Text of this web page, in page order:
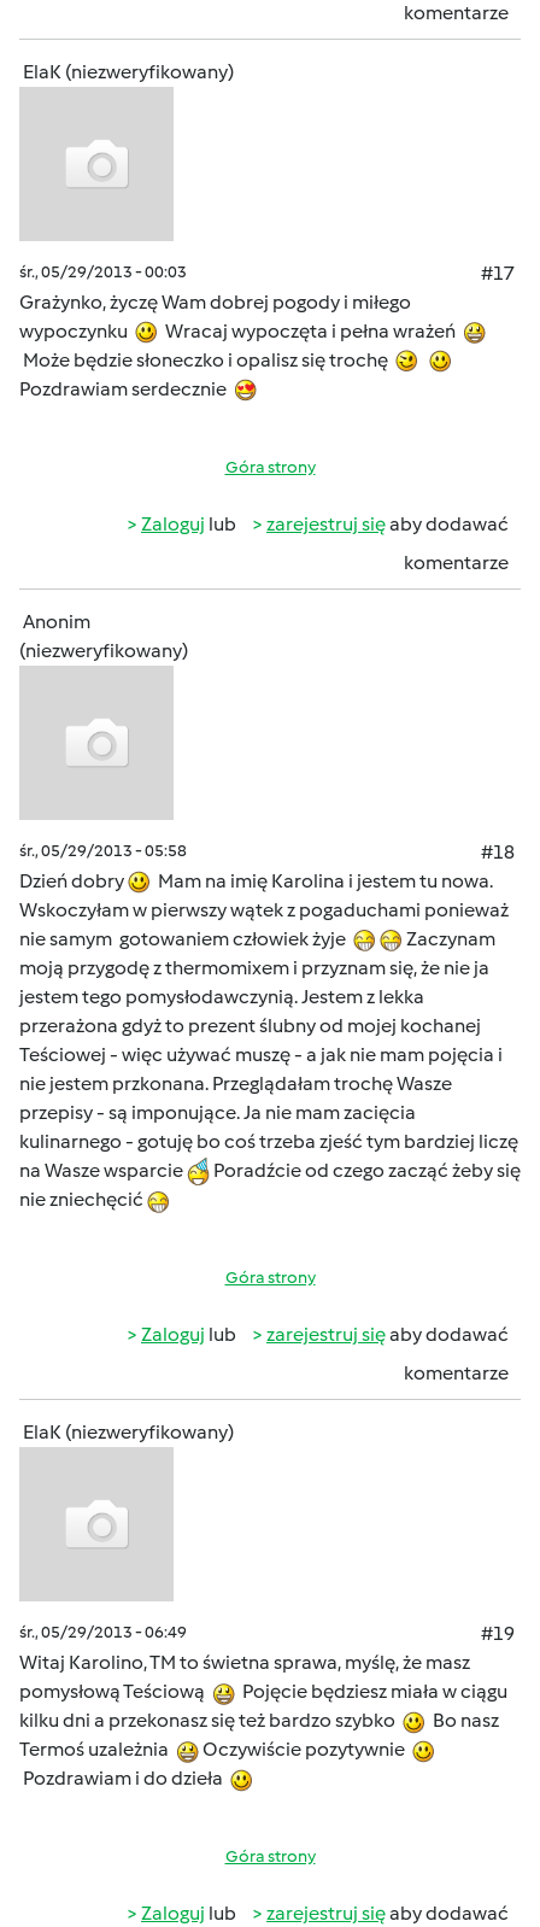
komentarze
ElaK (niezweryfikowany)
śr., 05/29/2013 - 00:03
#17
Grażynko, życzę Wam dobrej pogody i miłego
wypoczynku
Wracaj wypoczęta i pełna wrażeń
Może będzie słoneczko i opalisz się trochę
Pozdrawiam serdecznie
Góra strony
Zaloguj lub zarejestruj sięaby dodawać
komentarze
Anonim
(niezweryfikowany)
śr., 05/29/2013 - 05:58
#18
Dzień dobry
Mam na imię Karolina i jestem tu nowa.
Wskoczyłam w pierwszy wątek z pogaduchami ponieważ
nie samym gotowaniem człowiek żyje
Zaczynam
moją przygodę z thermomixem i przyznam się, że nie ja
jestem tego pomysłodawczynią. Jestem z lekka
przerażona gdyż to prezent ślubny od mojej kochanej
Teściowej - więc używać muszę - a jak nie mam pojęcia i
nie jestem przkonana. Przeglądałam trochę Wasze
przepisy - są imponujące. Ja nie mam zacięcia
kulinarnego - gotuję bo coś trzeba zjeść tym bardziej liczę
na Wasze wsparcie
Poradźcie od czego zacząć żeby się
nie zniechęcić
Góra strony
Zaloguj lub zarejestruj sięaby dodawać
komentarze
ElaK (niezweryfikowany)
śr., 05/29/2013 - 06:49
#19
Witaj Karolino, TM to świetna sprawa, myślę, że masz
pomysłową Teściową
Pojęcie będziesz miała w ciągu
kilku dni a przekonasz się też bardzo szybko
Bo nasz
Termoś uzależnia
Oczywiście pozytywnie
Pozdrawiam i do dzieła
Góra strony
Zaloguj lub zarejestruj sięaby dodawać